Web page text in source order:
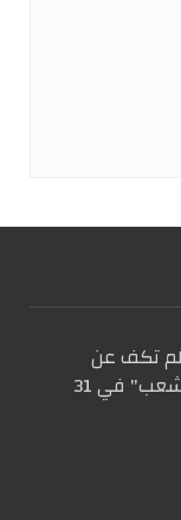
تكف عن
الصدور. عددها الأول صدر باسم "كفاح الشعب" في 31